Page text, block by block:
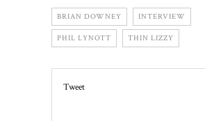
BRIAN DOWNEY INTERVIEW
PHIL LYNOTT THIN LIZZY
Tweet